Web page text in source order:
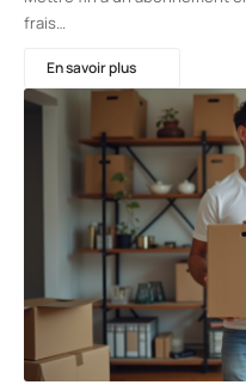
frais…
En savoir plus